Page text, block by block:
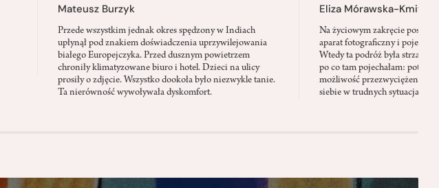
Mateusz Burzyk
Przede wszystkim jednak okres spędzony w Indiach
upłynął pod znakiem doświadczenia uprzywilejowania
białego Europejczyka. Przed dusznym powietrzem
chroniły klimatyzowane biuro i hotel. Dzieci na ulicy
prosiły o zdjęcie. Wszystko dookoła było niezwykle tanie.
Ta nierówność wywoływała dyskomfort.
Eliza Mórawska-Kmita
Na życiowym zakręcie
aparat fotograficzny i
Wtedy ta podróż była
po co tam pojechałam:
możliwość przezwyciężenia
siebie w trudnych sytuacjach